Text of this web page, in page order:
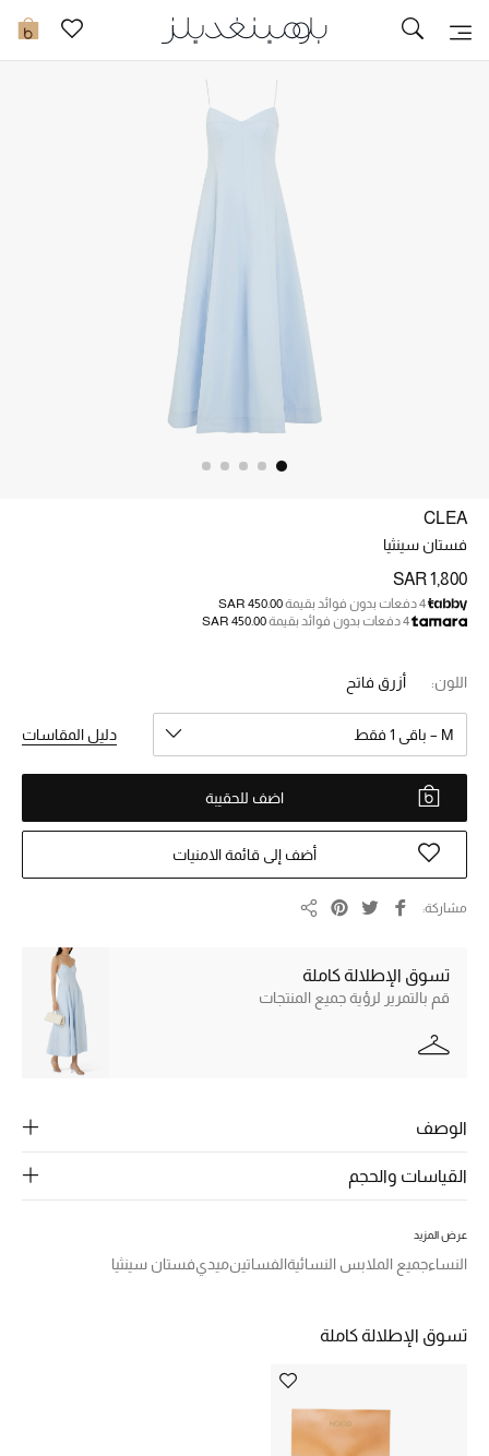
0 توصيل سريع
ما وصلنا حديثاً
الأطفال
مستلزمات المنزل
جديد لدينا
نسوقوا أحدث ما وصلنا
النساء
عرض جميع المنتجات
ركن أناقة المنتجعات
الموسم الجديد
الحب للمحلي
حقائب وأحذية متطابقة
CLEA
فستان سينثيا
SAR 1,800
4 دفعات بدون فوائد بقيمة
SAR 450.00
4 دفعات بدون فوائد بقيمة
SAR 450.00
اللون: أزرق فاتح
M – باقي 1 فقط دليل المقاسات
اضف للحقيبة
أضف إلى قائمة الامنيات
مشاركة
تسوق الإطلالة كاملة
قم بالتمرير لرؤية جميع المنتجات
الوصف
القياسات والحجم
عرض المزيد
النساءجميع الملابس النسائيةالفساتينميديفستان سينثيا
تسوق الإطلالة كاملة